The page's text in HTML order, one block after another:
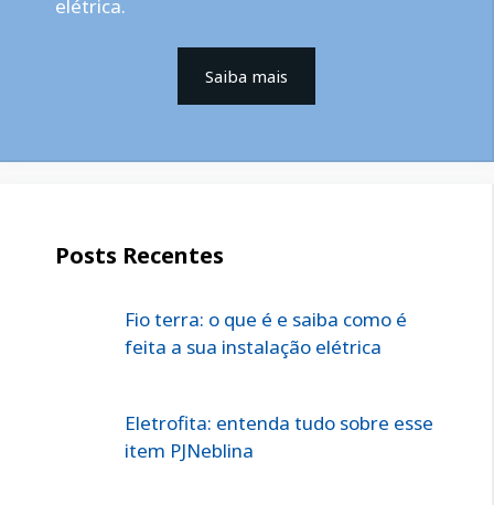
elétrica.
Saiba mais
Posts Recentes
Fio terra: o que é e saiba como é
feita a sua instalação elétrica
Eletrofita: entenda tudo sobre esse
item PJNeblina